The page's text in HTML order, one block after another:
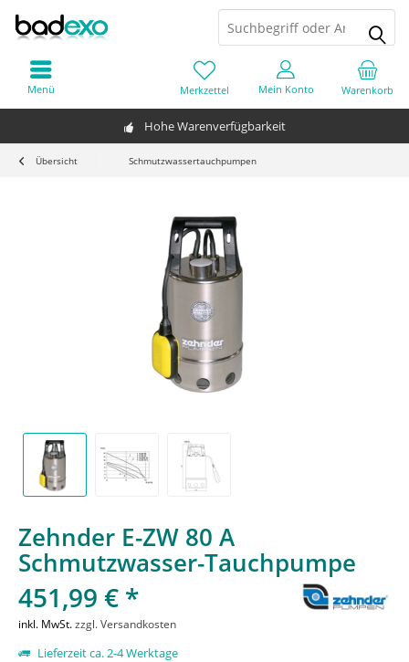
Hohe Warenverfügbarkeit
Warenkorb
Merkzettel Mein Konto
Menü
Übersicht Schmutzwassertauchpumpen
Zehnder E-ZW 80 A
Schmutzwasser-Tauchpumpe
451,99 € *
inkl. MwSt.zzgl. Versandkosten
Lieferzeit ca. 2-4 Werktage